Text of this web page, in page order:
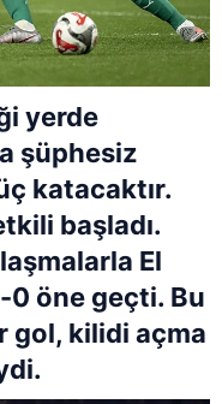
yerde
şüphesiz
katacaktır.
başladı.
El
0 öne geçti. Bu
gol, kilidi açma